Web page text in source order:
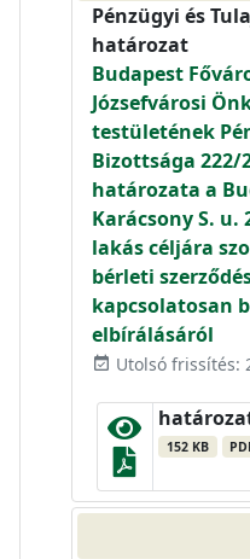
Pénzügyi és
határozat
Budapest
Józsefvárosi
testületének
Bizottsága 222/
határozata a
Karácsony S.
lakás céljára
bérleti
kapcsolatosan
elbírálásáról
event_available Utolsó frissítés:
152 KB